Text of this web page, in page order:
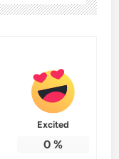
Excited
0%